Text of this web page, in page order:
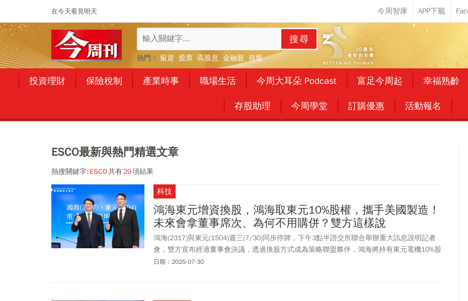
在今天看見明天
搜尋
熱門： 投資 股票 高股息 金融股 存股
投資理財 保險稅制 產業時事 職場生活 今周大耳朵 Podcast 富足今周起 幸福熟齡
存股助理 今周學堂 訂購優惠 活動報名
ESCO最新與熱門精選文章
熱搜關鍵字: ESCO共有29項結果
科技
鴻海東元增資換股，鴻海取東元10%股權，攜手美國製造！
未來會拿董事席次、為何不用購併？雙方這樣說
鴻海(2317)與東元(1504)週三(7/30)同步停牌，下午3點半證交所聯合舉辦重大訊息說明記者
會，雙方宣布經過董事會決議，透過換股方式成為策略聯盟夥伴，鴻海將持有東元電機10%股
權，東元電機則將持有鴻海約0.519%股權，預計今年第4季完成。被問到未來鴻海是否會考慮
日期：2025-07-30